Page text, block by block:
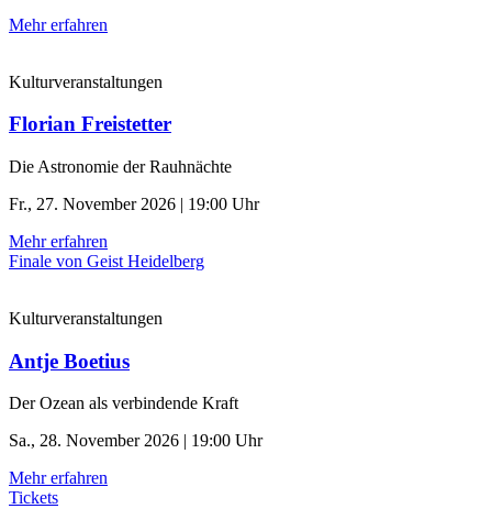
Mehr erfahren
Kulturveranstaltungen
Florian Freistetter
Die Astronomie der ­Rauhnächte
Fr., 27. November 2026 | 19:00 Uhr
Mehr erfahren
Finale von Geist Heidelberg
Kulturveranstaltungen
Antje Boetius
Der Ozean als verbindende Kraft
Sa., 28. November 2026 | 19:00 Uhr
Mehr erfahren
Tickets